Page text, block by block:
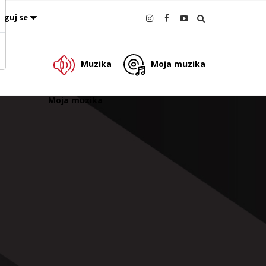
se
Muzika Moja muzika
Moja muzika